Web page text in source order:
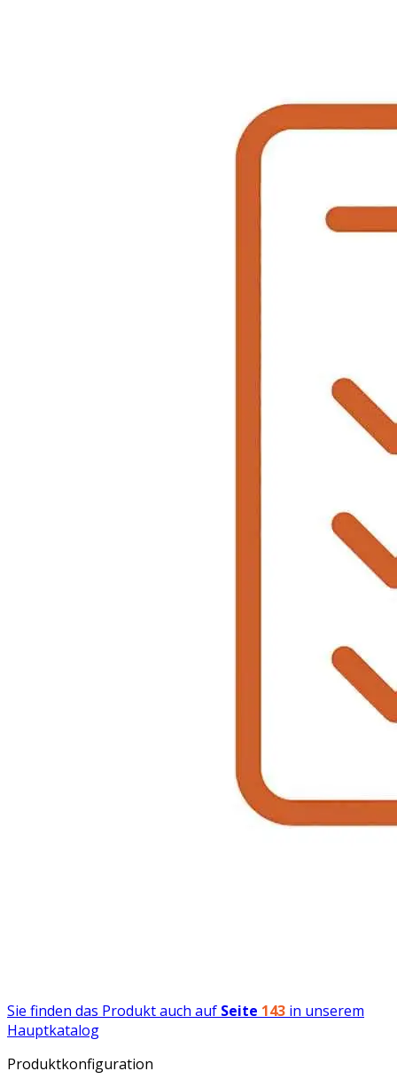
Sie finden das Produkt auch auf Seite 143 in unserem
Hauptkatalog
Produktkonfiguration